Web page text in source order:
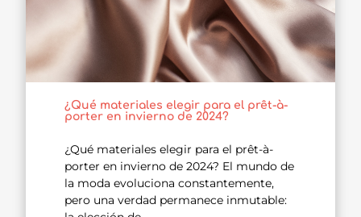
¿Qué materiales elegir para el prêt-à-
porter en invierno de 2024?
¿Qué materiales elegir para el prêt-à-
porter en invierno de 2024? El mundo de
la moda evoluciona constantemente,
pero una verdad permanece inmutable: